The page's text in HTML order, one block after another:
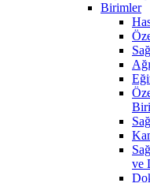
Birimler
ve